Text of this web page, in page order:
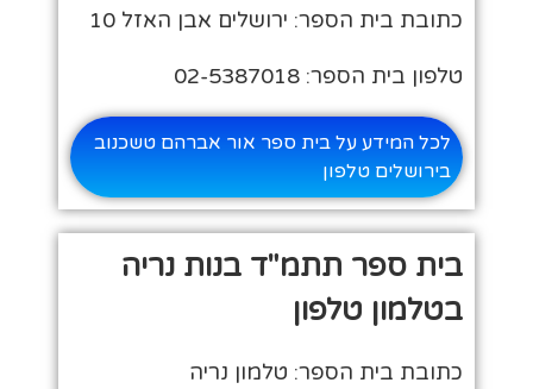
כתובת בית הספר: ירושלים אבן האזל 10
טלפון בית הספר: 02-5387018
לכל המידע על בית ספר אור אברהם טשכנוב
בירושלים טלפון
בית ספר תתמ"ד בנות נריה
בטלמון טלפון
כתובת בית הספר: טלמון נריה